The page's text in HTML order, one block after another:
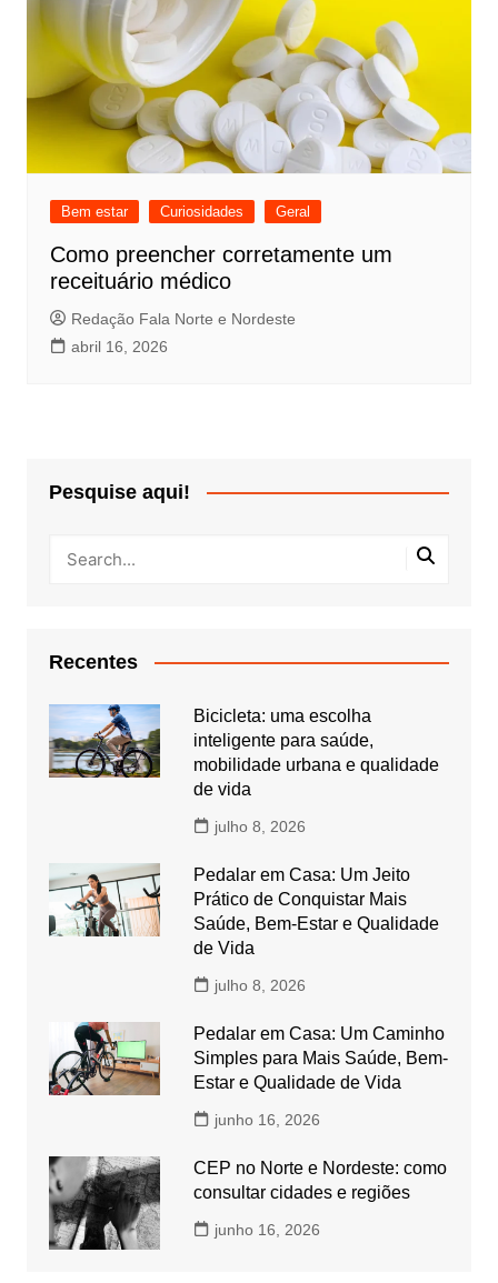
Bem estar Curiosidades Geral
Como preencher corretamente um
receituário médico
Redação Fala Norte e Nordeste
abril 16, 2026
Pesquise aqui!
Recentes
Bicicleta: uma escolha
inteligente para saúde,
mobilidade urbana e qualidade
de vida
julho 8, 2026
Pedalar em Casa: Um Jeito
Prático de Conquistar Mais
Saúde, Bem-Estar e Qualidade
de Vida
julho 8, 2026
Pedalar em Casa: Um Caminho
Simples para Mais Saúde, Bem-
Estar e Qualidade de Vida
junho 16, 2026
CEP no Norte e Nordeste: como
consultar cidades e regiões
junho 16, 2026